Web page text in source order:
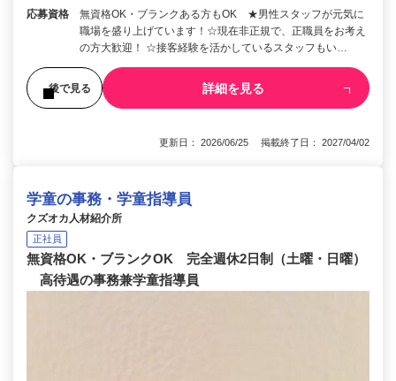
応募資格
無資格OK・ブランクある方もOK ★男性スタッフが元気に
職場を盛り上げています！☆現在非正規で、正職員をお考え
の方大歓迎！ ☆接客経験を活かしているスタッフもい…
後で見る 詳細を見る
更新日： 2026/06/25 掲載終了日： 2027/04/02
学童の事務・学童指導員
クズオカ人材紹介所
正社員
無資格OK・ブランクOK 完全週休2日制（土曜・日曜）
高待遇の事務兼学童指導員